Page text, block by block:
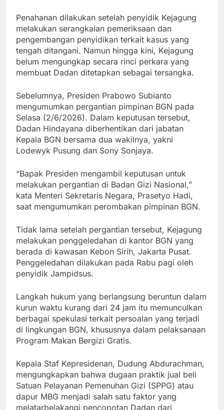
Penahanan dilakukan setelah penyidik Kejagung
melakukan serangkaian pemeriksaan dan
pengembangan penyidikan terkait kasus yang
tengah ditangani. Namun hingga kini, Kejagung
belum mengungkap secara rinci perkara yang
membuat Dadan ditetapkan sebagai tersangka.
Sebelumnya, Presiden Prabowo Subianto
mengumumkan pergantian pimpinan BGN pada
Selasa (2/6/2026). Dalam keputusan tersebut,
Dadan Hindayana diberhentikan dari jabatan
Kepala BGN bersama dua wakilnya, yakni
Lodewyk Pusung dan Sony Sonjaya.
“Bapak Presiden mengambil keputusan untuk
melakukan pergantian di Badan Gizi Nasional,”
kata Menteri Sekretaris Negara, Prasetyo Hadi,
saat mengumumkan perombakan pimpinan BGN.
Tidak lama setelah pergantian tersebut, Kejagung
melakukan penggeledahan di kantor BGN yang
berada di kawasan Kebon Sirih, Jakarta Pusat.
Penggeledahan dilakukan pada Rabu pagi oleh
penyidik Jampidsus.
Langkah hukum yang berlangsung beruntun dalam
kurun waktu kurang dari 24 jam itu memunculkan
berbagai spekulasi terkait persoalan yang terjadi
di lingkungan BGN, khususnya dalam pelaksanaan
Program Makan Bergizi Gratis.
Kepala Staf Kepresidenan, Dudung Abdurachman,
mengungkapkan bahwa dugaan praktik jual beli
Satuan Pelayanan Pemenuhan Gizi (SPPG) atau
dapur MBG menjadi salah satu faktor yang
melatarbelakangi pencopotan Dadan dari